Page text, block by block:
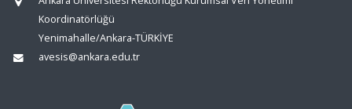
Koordinatörlüğü
Yenimahalle/Ankara-TÜRKİYE
avesis@ankara.edu.tr